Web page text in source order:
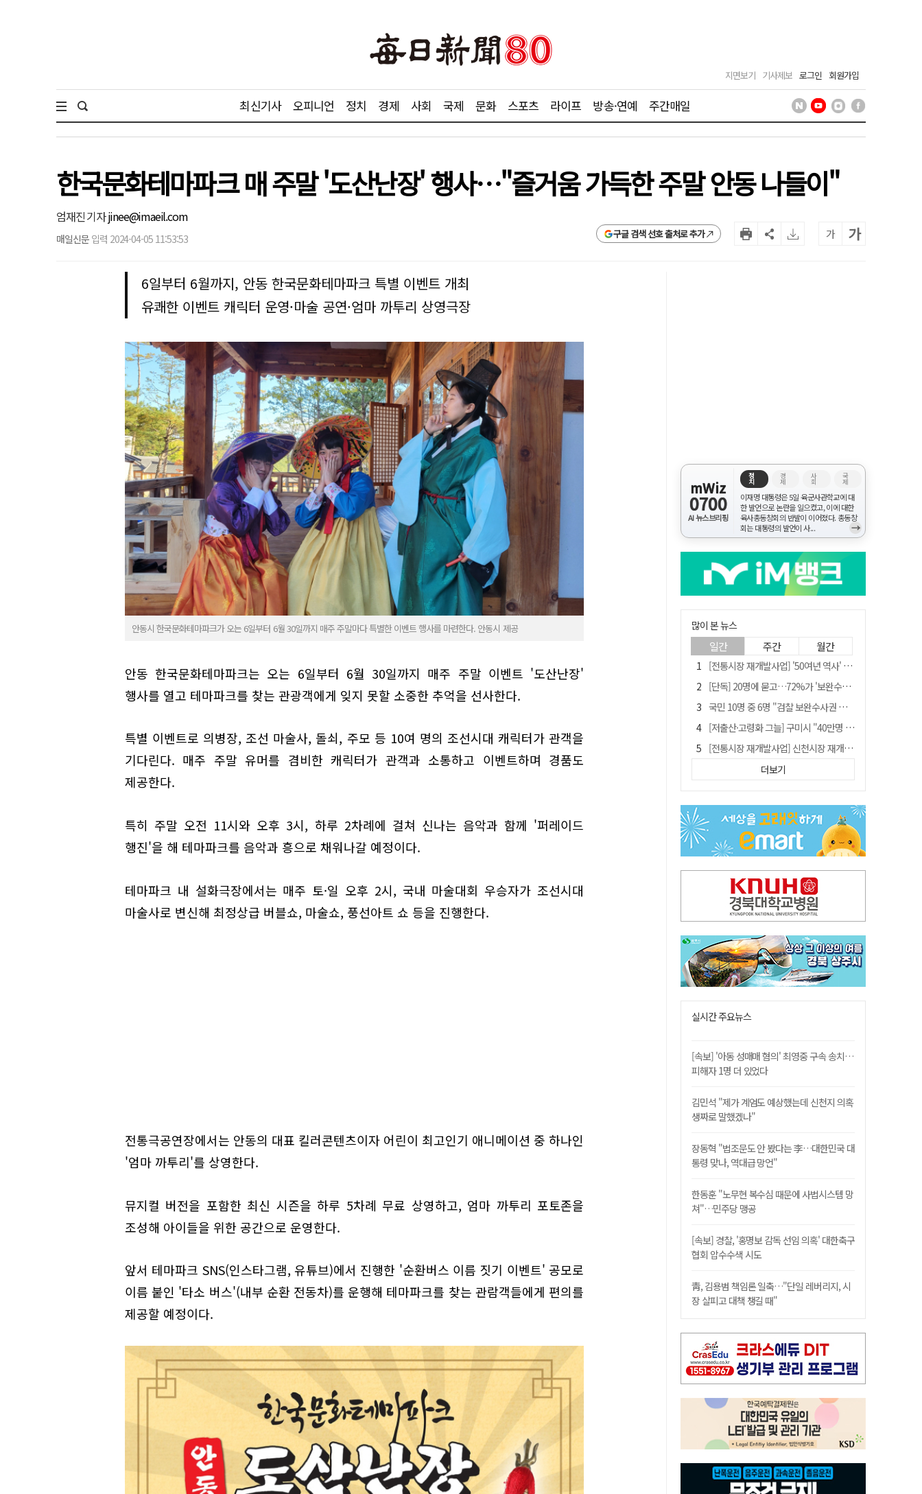
지면보기 기사제보 로그인 회원가입
최신기사 오피니언 정치 경제 사회 국제 문화 스포츠 라이프 방송·연예 주간매일
한국문화테마파크 매 주말 '도산난장' 행사…"즐거움 가득한 주말 안동 나들이"
엄재진 기자jinee@imaeil.com
매일신문 입력 2024-04-05 11:53:53 구글 검색 선호 출처로 추가 가 가
6일부터 6월까지, 안동 한국문화테마파크 특별 이벤트 개최
유쾌한 이벤트 캐릭터 운영·마술 공연·엄마 까투리 상영극장
안동시 한국문화테마파크가 오는 6일부터 6월 30일까지 매주 주말마다 특별한 이벤트 행사를 마련한다. 안동시 제공
안동 한국문화테마파크는 오는 6일부터 6월 30일까지 매주 주말 이벤트 '도산난장'
행사를 열고 테마파크를 찾는 관광객에게 잊지 못할 소중한 추억을 선사한다.
특별 이벤트로 의병장, 조선 마술사, 돌쇠, 주모 등 10여 명의 조선시대 캐릭터가 관객을
기다린다. 매주 주말 유머를 겸비한 캐릭터가 관객과 소통하고 이벤트하며 경품도
제공한다.
특히 주말 오전 11시와 오후 3시, 하루 2차례에 걸쳐 신나는 음악과 함께 '퍼레이드
행진'을 해 테마파크를 음악과 흥으로 채워나갈 예정이다.
테마파크 내 설화극장에서는 매주 토·일 오후 2시, 국내 마술대회 우승자가 조선시대
마술사로 변신해 최정상급 버블쇼, 마술쇼, 풍선아트 쇼 등을 진행한다.
전통극공연장에서는 안동의 대표 킬러콘텐츠이자 어린이 최고인기 애니메이션 중 하나인
'엄마 까투리'를 상영한다.
뮤지컬 버전을 포함한 최신 시즌을 하루 5차례 무료 상영하고, 엄마 까투리 포토존을
조성해 아이들을 위한 공간으로 운영한다.
앞서 테마파크 SNS(인스타그램, 유튜브)에서 진행한 '순환버스 이름 짓기 이벤트' 공모로
이름 붙인 '타소 버스'(내부 순환 전동차)를 운행해 테마파크를 찾는 관람객들에게 편의를
제공할 예정이다.
mWiz
0700
AI 뉴스브리핑
정
치
경
제
사
회
국
제
이재명 대통령은 5일 육군사관학교에 대
한 발언으로 논란을 일으켰고, 이에 대한
육사총동창회의 반발이 이어졌다. 총동창
회는 대통령의 발언이 사...
→
많이 본 뉴스
일간 주간 월간
[전통시장 재개발사업] '50여년 역사' 수성시장 자리에 25층 주상복합 들어선다
[단독] 20명에 묻고…72%가 '보완수사권 폐지'?
국민 10명 중 6명 "검찰 보완수사권 필요"…민주당 지지층도 53.8%
[저출산·고령화 그늘] 구미시 "40만명 사수" 고령군 "3만명대 회복"
[전통시장 재개발사업] 신천시장 재개발, 준공 후에도 소송전
李대통령 지지율 다시 40%대로…20대는 18.8%p 급락
안동-사가에, "50년 우정 넘어 미래 50년 함께 연다"
[인사]경상북도
유승민 "尹 졸업한 서울대 법대·충암고도 없애야"…李 육사 통합 직격
더보기
실시간 주요뉴스
[속보] '아동 성매매 혐의' 최영중 구속 송치…
피해자 1명 더 있었다
김민석 "제가 계엄도 예상했는데 신천지 의혹
생짜로 말했겠나"
장동혁 "법조문도 안 봤다는 李…대한민국 대
통령 맞나, 역대급 망언"
한동훈 "노무현 복수심 때문에 사법시스템 망
쳐"…민주당 맹공
[속보] 경찰, '홍명보 감독 선임 의혹' 대한축구
협회 압수수색 시도
靑, 김용범 책임론 일축…"단일 레버리지, 시
장 살피고 대책 챙길 때"